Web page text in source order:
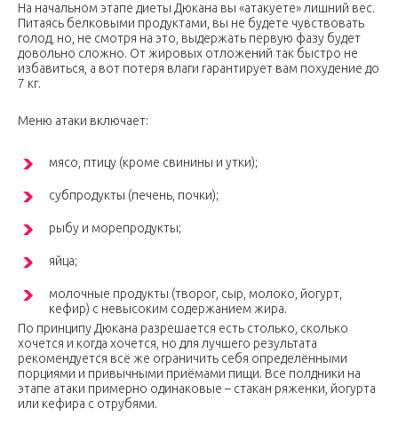
На начальном этапе диеты Дюкана вы «атакуете» лишний вес.
Питаясь белковыми продуктами, вы не будете чувствовать
голод, но, не смотря на это, выдержать первую фазу будет
довольно сложно. От жировых отложений так быстро не
избавиться, а вот потеря влаги гарантирует вам похудение до
7 кг.
Меню атаки включает:
мясо, птицу (кроме свинины и утки);
субпродукты (печень, почки);
рыбу и морепродукты;
яйца;
молочные продукты (творог, сыр, молоко, йогурт,
кефир) с невысоким содержанием жира.
По принципу Дюкана разрешается есть столько, сколько
хочется и когда хочется, но для лучшего результата
рекомендуется всё же ограничить себя определёнными
порциями и привычными приёмами пищи. Все полдники на
этапе атаки примерно одинаковые – стакан ряженки, йогурта
или кефира с отрубями.